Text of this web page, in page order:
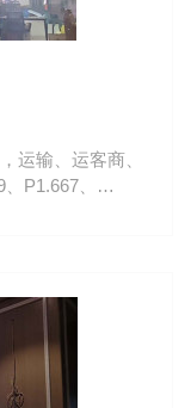
运输、运客商、
P1.667、